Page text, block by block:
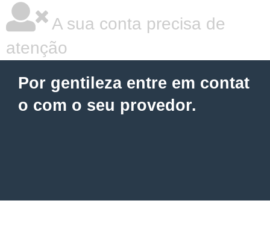
A sua conta precisa de
atenção
Por gentileza entre em contat
o com o seu provedor.